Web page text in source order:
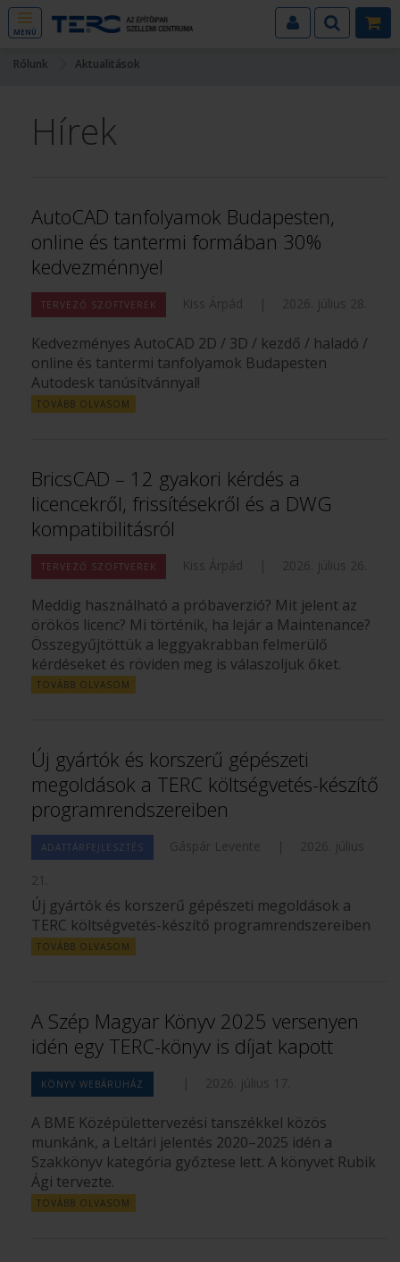
MENÜ
Rólunk Aktualitások
Hírek
AutoCAD tanfolyamok Budapesten,
online és tantermi formában 30%
kedvezménnyel
TERVEZŐ SZOFTVEREK Kiss Árpád | 2026. július 28.
Kedvezményes AutoCAD 2D / 3D / kezdő / haladó /
online és tantermi tanfolyamok Budapesten
Autodesk tanúsítvánnyal!
TOVÁBB OLVASOM
BricsCAD – 12 gyakori kérdés a
licencekről, frissítésekről és a DWG
kompatibilitásról
TERVEZŐ SZOFTVEREK Kiss Árpád | 2026. július 26.
Meddig használható a próbaverzió? Mit jelent az
örökös licenc? Mi történik, ha lejár a Maintenance?
Összegyűjtöttük a leggyakrabban felmerülő
kérdéseket és röviden meg is válaszoljuk őket.
TOVÁBB OLVASOM
Új gyártók és korszerű gépészeti
megoldások a TERC költségvetés-készítő
programrendszereiben
ADATTÁRFEJLESZTÉS Gáspár Levente |
2026. július
21.
Új gyártók és korszerű gépészeti megoldások a
TERC költségvetés-készítő programrendszereiben
TOVÁBB OLVASOM
A Szép Magyar Könyv 2025 versenyen
idén egy TERC-könyv is díjat kapott
KÖNYV WEBÁRUHÁZ | 2026. július 17.
A BME Középülettervezési tanszékkel közös
munkánk, a Leltári jelentés 2020–2025 idén a
Szakkönyv kategória győztese lett. A könyvet Rubik
Ági tervezte.
TOVÁBB OLVASOM